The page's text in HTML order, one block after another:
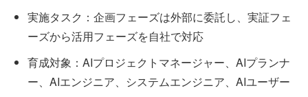
実施タスク：企画フェーズは外部に委託し、実証フェ
ーズから活用フェーズを自社で対応
育成対象：AIプロジェクトマネージャー、AIプランナ
ー、AIエンジニア、システムエンジニア、AIユーザー